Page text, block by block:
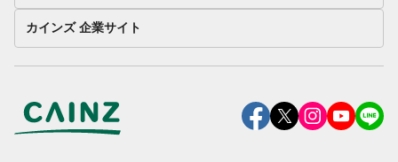
カインズ 企業サイト